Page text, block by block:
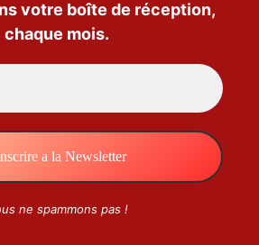
votre boîte de réception,
chaque mois.
ne spammons pas !